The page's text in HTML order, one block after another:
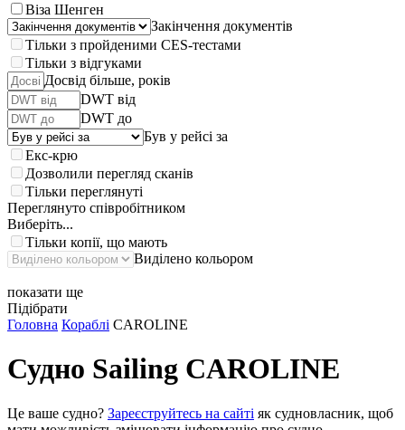
Віза Шенген
Закінчення документів
Тільки з пройденими CES-тестами
Тільки з відгуками
Досвід більше, років
DWT від
DWT до
Був у рейсі за
Екс-крю
Дозволили перегляд сканів
Тільки переглянуті
Переглянуто співробітником
Виберіть...
Тільки копії, що мають
Виділено кольором
показати ще
Підібрати
Головна Кораблі CAROLINE
Судно Sailing CAROLINE
Це ваше судно? Зареєструйтесь на сайті як судновласник, щоб